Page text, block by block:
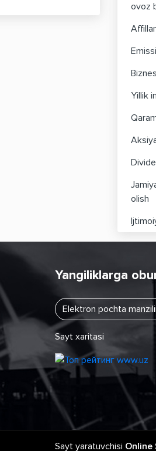
ovoz
Yillik
olish
Yangiliklarga
Sayt xaritasi
Sayt yaratuvchisi Online